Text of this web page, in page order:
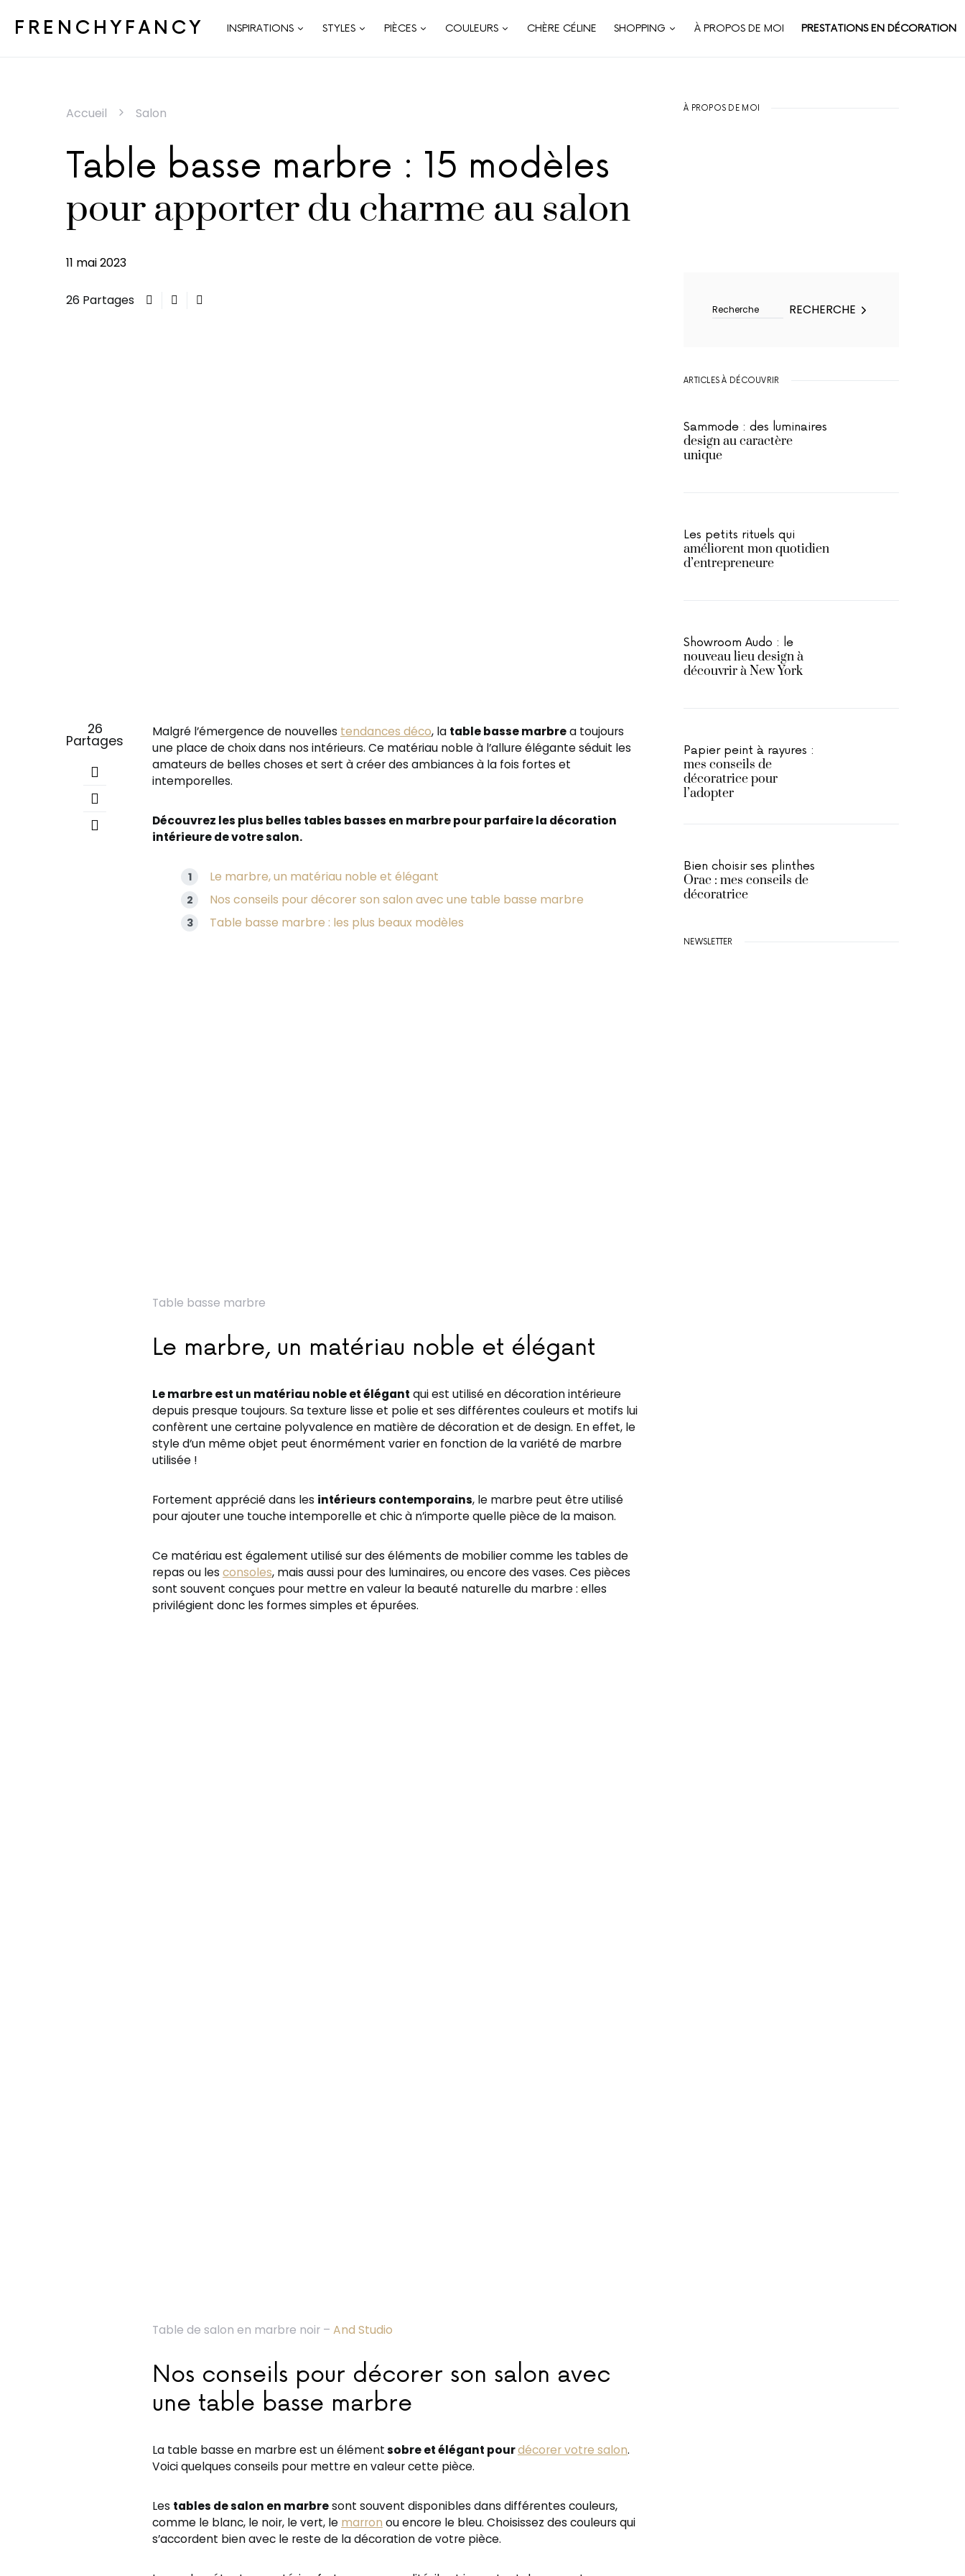
FRENCHYFANCY INSPIRATIONS STYLES PIÈCES COULEURS CHÈRE CÉLINE SHOPPING À PROPOS DE MOI PRESTATIONS EN DÉCORATION
Accueil Salon
Table basse marbre : 15 modèles
pour apporter du charme au salon
11 mai 2023
26 Partages
26
Partages
Malgré l’émergence de nouvelles tendances déco, la table basse marbrea toujours
une place de choix dans nos intérieurs. Ce matériau noble à l’allure élégante séduit les
amateurs de belles choses et sert à créer des ambiances à la fois fortes et
intemporelles.
Découvrez les plus belles tables basses en marbre pour parfaire la décoration
intérieure de votre salon.
Le marbre, un matériau noble et élégant
Nos conseils pour décorer son salon avec une table basse marbre
Table basse marbre : les plus beaux modèles
Table basse marbre
Le marbre, un matériau noble et élégant
Le marbre est un matériau noble et élégant qui est utilisé en décoration intérieure
depuis presque toujours. Sa texture lisse et polie et ses différentes couleurs et motifs lui
confèrent une certaine polyvalence en matière de décoration et de design. En effet, le
style d’un même objet peut énormément varier en fonction de la variété de marbre
utilisée !
Fortement apprécié dans les intérieurs contemporains, le marbre peut être utilisé
pour ajouter une touche intemporelle et chic à n’importe quelle pièce de la maison.
Ce matériau est également utilisé sur des éléments de mobilier comme les tables de
repas ou les consoles, mais aussi pour des luminaires, ou encore des vases. Ces pièces
sont souvent conçues pour mettre en valeur la beauté naturelle du marbre : elles
privilégient donc les formes simples et épurées.
Table de salon en marbre noir – And Studio
Nos conseils pour décorer son salon avec
une table basse marbre
La table basse en marbre est un élémentsobre etélégant pourdécorer votre salon.
Voici quelques conseils pour mettre en valeur cette pièce.
Les tables de salon en marbresont souvent disponibles dans différentes couleurs,
comme le blanc, le noir, le vert, le marron ou encore le bleu. Choisissez des couleurs qui
s’accordent bien avec le reste de la décoration de votre pièce.
À PROPOS DE MOI
RECHERCHE
ARTICLES À DÉCOUVRIR
Sammode : des luminaires
design au caractère
unique
Les petits rituels qui
améliorent mon quotidien
d’entrepreneure
Showroom Audo : le
nouveau lieu design à
découvrir à New York
Papier peint à rayures :
mes conseils de
décoratrice pour
l’adopter
Bien choisir ses plinthes
Orac : mes conseils de
décoratrice
NEWSLETTER